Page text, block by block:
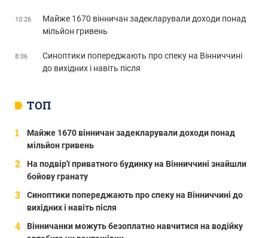
ТОП
Майже 1670 вінничан задекларували доходи понад
мільйон гривень
На подвір'ї приватного будинку на Вінниччині знайшли
бойову гранату
Синоптики попереджають про спеку на Вінниччині до
вихідних і навіть після
Вінничанки можуть безоплатно навчитися на водійку
10:26
Майже 1670 вінничан задекларували доходи понад
мільйон гривень
8:06
Синоптики попереджають про спеку на Вінниччині
до вихідних і навіть після